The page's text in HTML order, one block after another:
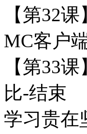
【第32
MC客户
【第33
比-结束
学习贵在